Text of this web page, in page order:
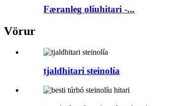
Færanleg olíuhitari -...
Vörur
tjaldhitari steinolía